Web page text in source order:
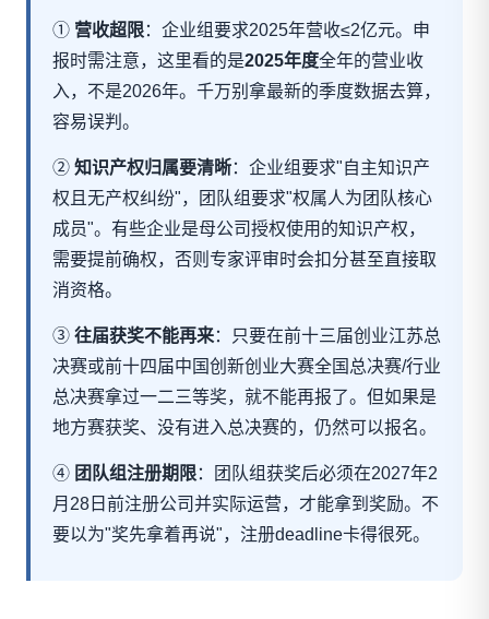
① 营收超限：企业组要求2025年营收≤2亿元。申
报时需注意，这里看的是2025年度全年的营业收
入，不是2026年。千万别拿最新的季度数据去算，
容易误判。
② 知识产权归属要清晰：企业组要求"自主知识产
权且无产权纠纷"，团队组要求"权属人为团队核心
成员"。有些企业是母公司授权使用的知识产权，
需要提前确权，否则专家评审时会扣分甚至直接取
消资格。
③ 往届获奖不能再来：只要在前十三届创业江苏总
决赛或前十四届中国创新创业大赛全国总决赛/行业
总决赛拿过一二三等奖，就不能再报了。但如果是
地方赛获奖、没有进入总决赛的，仍然可以报名。
④ 团队组注册期限：团队组获奖后必须在2027年2
月28日前注册公司并实际运营，才能拿到奖励。不
要以为"奖先拿着再说"，注册deadline卡得很死。